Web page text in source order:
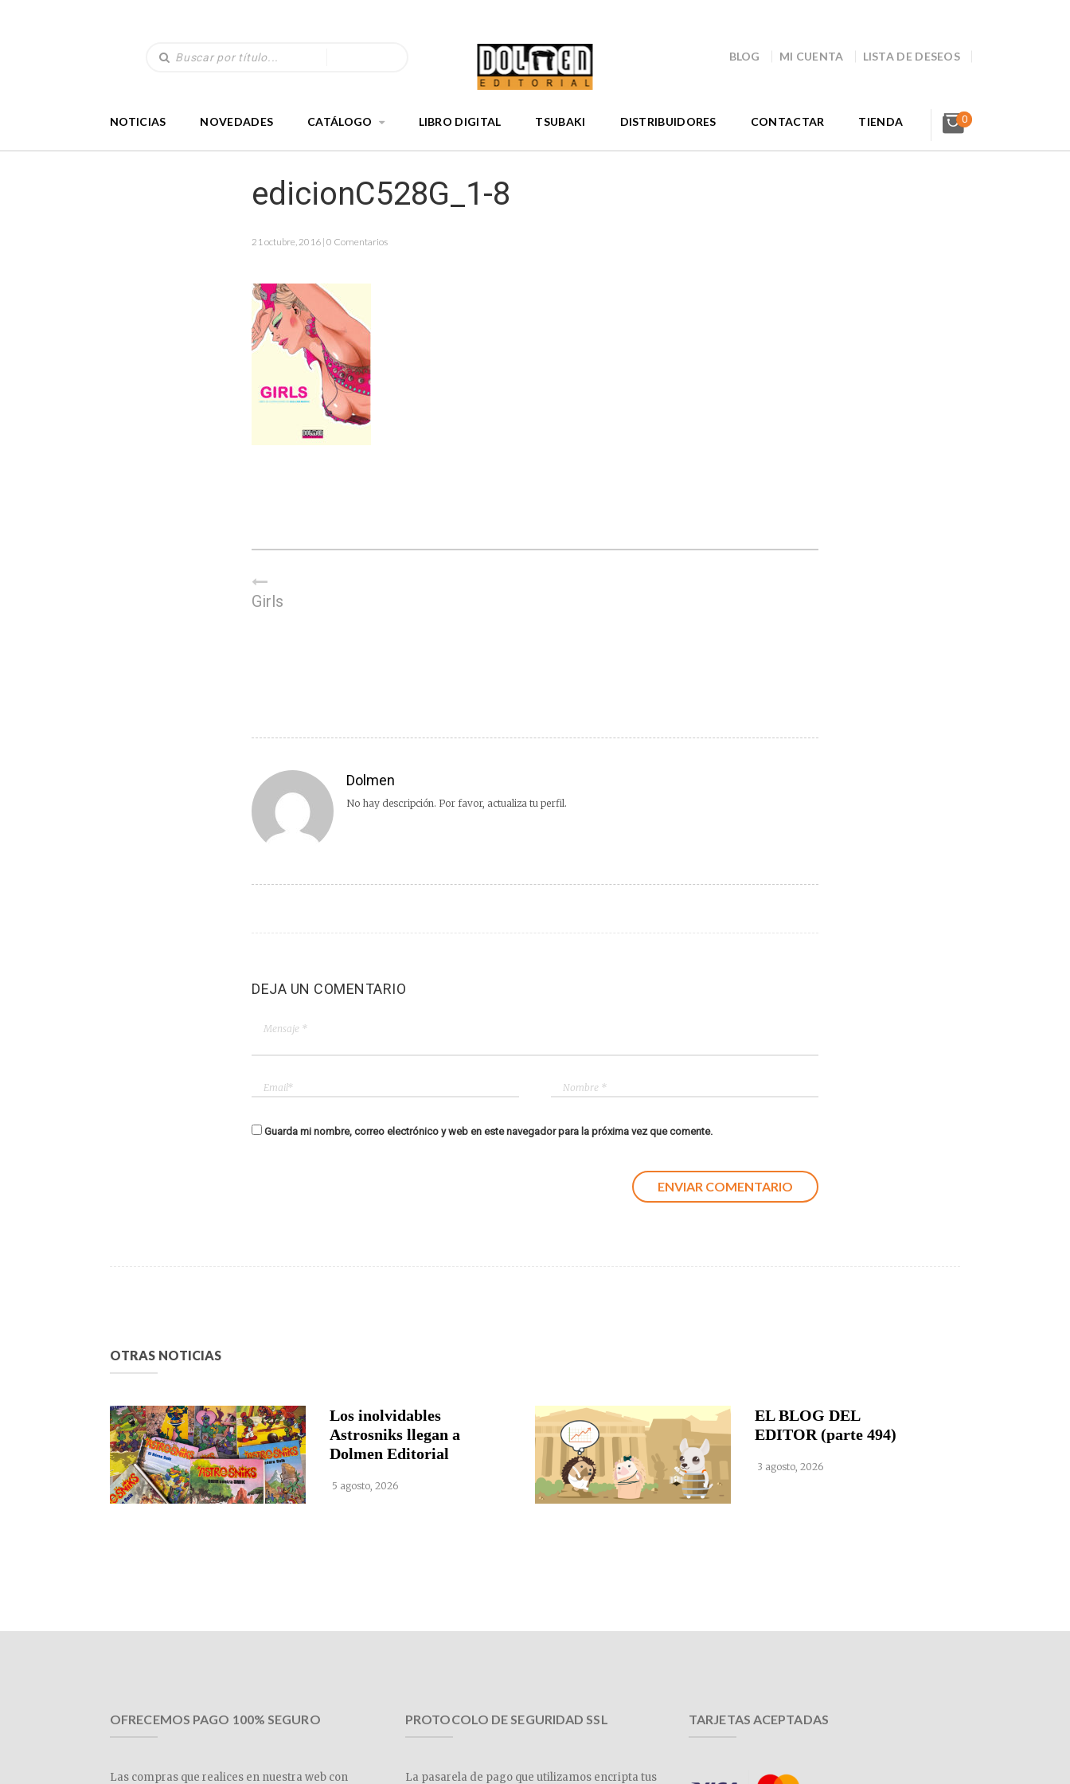
BLOG MI CUENTA LISTA DE DESEOS
NOTICIAS NOVEDADES CATÁLOGO LIBRO DIGITAL TSUBAKI DISTRIBUIDORES CONTACTAR TIENDA 0
edicionC528G_1-8
21 octubre, 2016 | 0 Comentarios
Girls
Dolmen
No hay descripción. Por favor, actualiza tu perfil.
DEJA UN COMENTARIO
Guarda mi nombre, correo electrónico y web en este navegador para la próxima vez que comente.
OTRAS NOTICIAS
Los inolvidables
Astrosniks llegan a
Dolmen Editorial
5 agosto, 2026
EL BLOG DEL
EDITOR (parte 494)
3 agosto, 2026
OFRECEMOS PAGO 100% SEGURO
Las compras que realices en nuestra web con
PROTOCOLO DE SEGURIDAD SSL
La pasarela de pago que utilizamos encripta tus
TARJETAS ACEPTADAS